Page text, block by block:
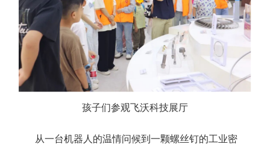
孩子们参观飞沃科技展厅
从一台机器人的温情问候到一颗螺丝钉的工业密